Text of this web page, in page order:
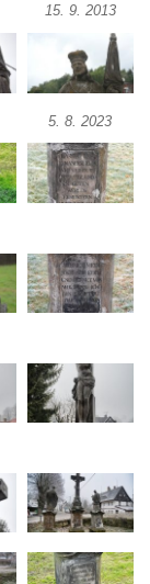
15. 9. 2013
5. 8. 2023